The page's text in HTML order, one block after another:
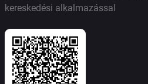
kereskedési alkalmazással